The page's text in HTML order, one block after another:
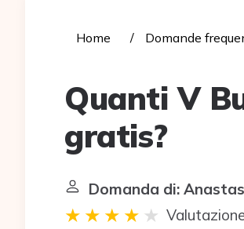
Home Domande
Quanti V
gratis?
Domanda di: